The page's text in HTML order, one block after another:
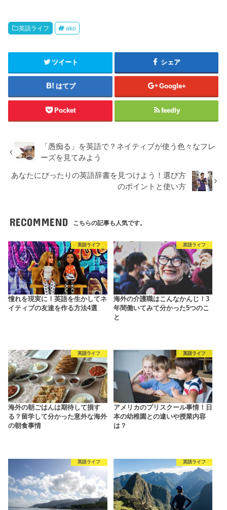
英語ライフ ako
ツイート シェア
はてブ Google+
Pocket feedly
「愚痴る」を英語で？ネイティブが使う色々なフレ
ーズを見てみよう
あなたにぴったりの英語辞書を見つけよう！選び方
のポイントと使い方
RECOMMEND こちらの記事も人気です。
英語ライフ
憧れを現実に！英語を生かしてネ
イティブの友達を作る方法4選
英語ライフ
海外の介護職はこんなかんじ！3
年間働いてみて分かった5つのこ
と
英語ライフ
海外の朝ごはんは期待して損す
る？留学して分かった意外な海外
の朝食事情
英語ライフ
アメリカのプリスクール事情！日
本の幼稚園との違いや授業内容
は？
英語ライフ 英語ライフ